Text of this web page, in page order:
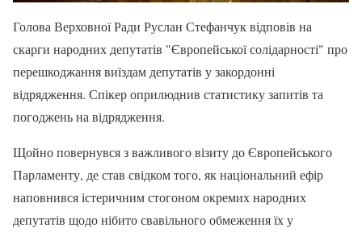
Голова Верховної Ради Руслан Стефанчук відповів на
скарги народних депутатів "Європейської солідарності" про
перешкоджання виїздам депутатів у закордонні
відрядження. Спікер оприлюднив статистику запитів та
погоджень на відрядження.
Щойно повернувся з важливого візиту до Європейського
Парламенту, де став свідком того, як національний ефір
наповнився істеричним стогоном окремих народних
депутатів щодо нібито свавільного обмеження їх у